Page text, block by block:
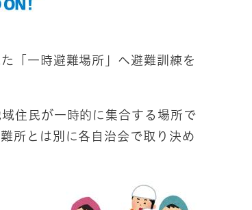
「一時避難場所」へ避難訓練を
住民が一時的に集合する場所で
所とは別に各自治会で取り決め